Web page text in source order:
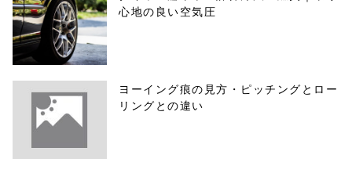
心地の良い空気圧
ヨーイング痕の見方・ピッチングとロー
リングとの違い